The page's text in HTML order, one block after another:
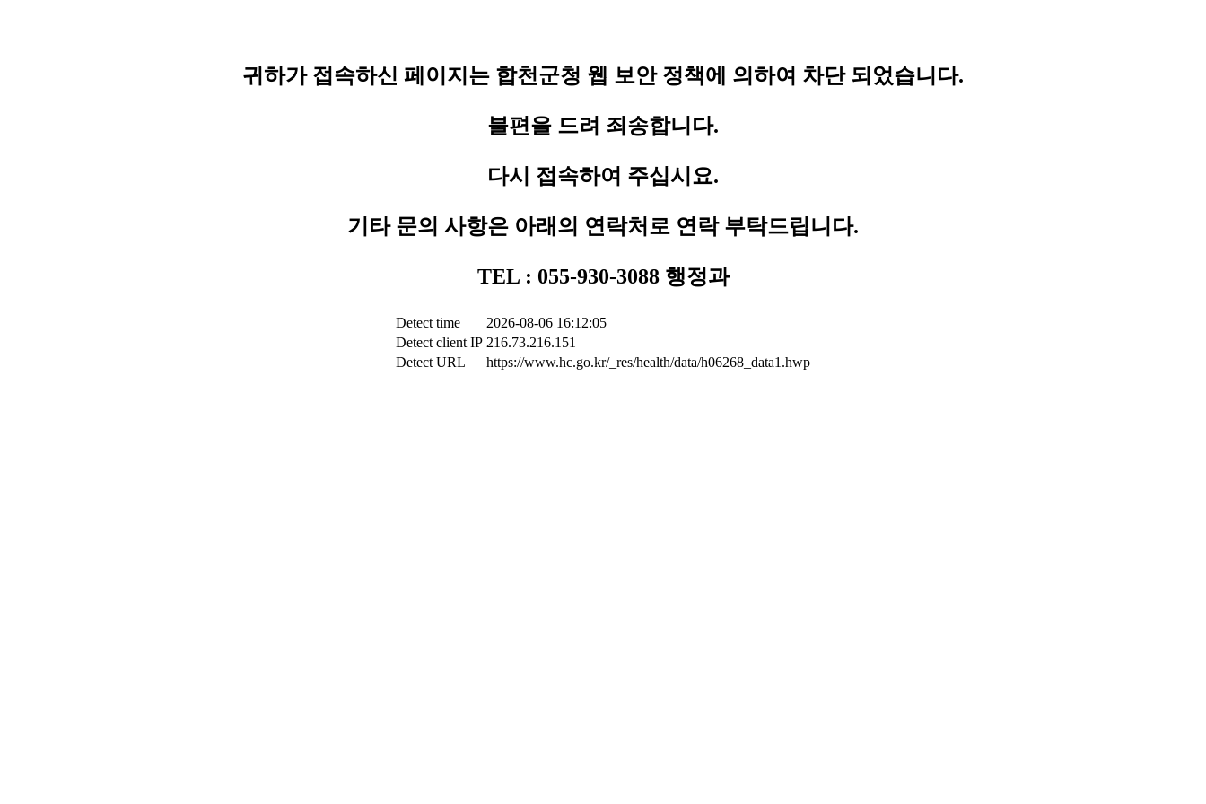
귀하가 접속하신 페이지는 합천군청 웹 보안 정책에 의하여 차단 되었습니다.
불편을 드려 죄송합니다.
다시 접속하여 주십시요.
기타 문의 사항은 아래의 연락처로 연락 부탁드립니다.
TEL : 055-930-3088 행정과
Detect time
2026-08-06 16:12:05
Detect client IP 216.73.216.151
Detect URL
https://www.hc.go.kr/_res/health/data/h06268_data1.hwp